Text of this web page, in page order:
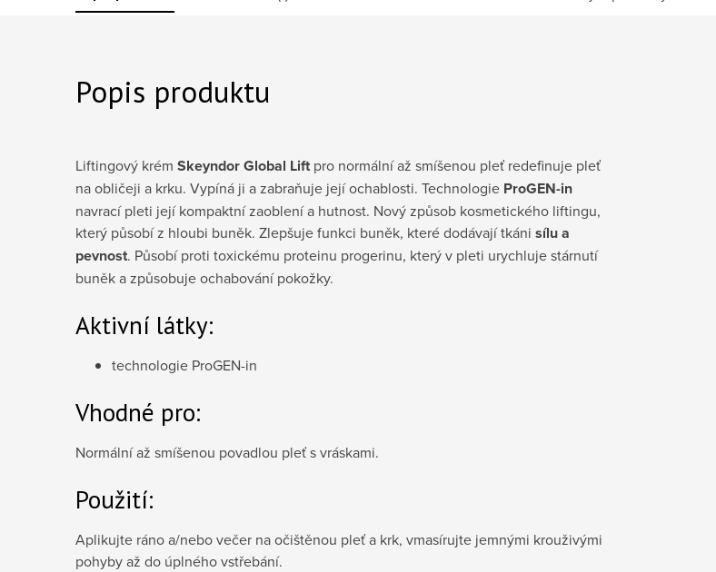
Popis produktu
Liftingový krém Skeyndor Global Liftpro normální až smíšenou pleť redefinuje pleť
na obličeji a krku. Vypíná ji a zabraňuje její ochablosti. Technologie ProGEN-in
navrací pleti její kompaktní zaoblení a hutnost. Nový způsob kosmetického liftingu,
který působí z hloubi buněk. Zlepšuje funkci buněk, které dodávají tkáni sílu a
pevnost. Působí proti toxickému proteinu progerinu, který v pleti urychluje stárnutí
buněk a způsobuje ochabování pokožky.
Aktivní látky:
technologie ProGEN-in
Vhodné pro:
Normální až smíšenou povadlou pleť s vráskami.
Použití:
Aplikujte ráno a/nebo večer na očištěnou pleť a krk, vmasírujte jemnými krouživými
pohyby až do úplného vstřebání.